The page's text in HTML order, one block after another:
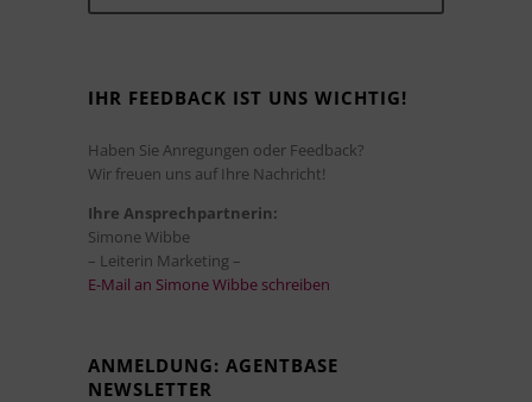
IHR FEEDBACK IST UNS WICHTIG!
Haben Sie Anregungen oder Feedback?
Wir freuen uns auf Ihre Nachricht!
Ihre Ansprechpartnerin:
Simone Wibbe
– Leiterin Marketing –
E-Mail an Simone Wibbe schreiben
ANMELDUNG: AGENTBASE
NEWSLETTER